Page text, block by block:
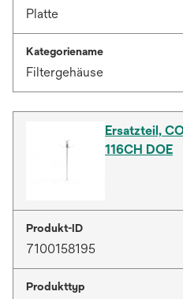
Platte
Kategoriename
Filtergehäuse
Ersatzteil,
116CH DOE
Produkt-ID
7100158195
Produkttyp